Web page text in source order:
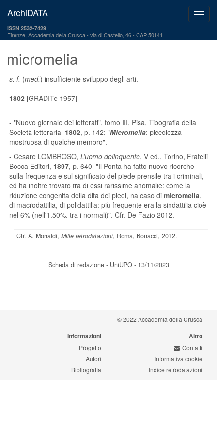
ArchiDATA
ISSN 2532-7429
Firenze, Accademia della Crusca via di Castello, 46 - CAP 50141
micromelia
s. f. (med.) insufficiente sviluppo degli arti.
1802[GRADITe 1957]
- "Nuovo giornale dei letterati", tomo III, Pisa, Tipografia della
Società letteraria, 1802, p. 142: "Micromelia: piccolezza
mostruosa di qualche membro".
- Cesare LOMBROSO, L’uomo delinquente, V ed., Torino, Fratelli
Bocca Editori, 1897, p. 640: "Il Penta ha fatto nuove ricerche
sulla frequenza e sul significato del piede prensile tra i criminali,
ed ha inoltre trovato tra di essi rarissime anomalie: come la
riduzione congenita della dita dei piedi, na caso di micromelia,
di macrodattilia, di polidattilia: più frequente era la sindattilia cioè
nel 6% (nell'1,50%. tra i normali)". Cfr. De Fazio 2012.
Cfr. A. Monaldi, Mille retrodatazioni, Roma, Bonacci, 2012.
---
Scheda di redazione - UniUPO - 13/11/2023
© 2022 Accademia della Crusca
Informazioni
Progetto
Autori
Bibliografia
Altro
Contatti
Informativa cookie
Indice retrodatazioni